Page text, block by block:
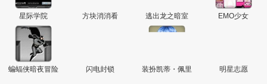
星际学院 方块消消看 逃出龙之暗室 EMO少女
蝙蝠侠暗夜冒险 闪电封锁 装扮凯蒂・佩里 明星志愿